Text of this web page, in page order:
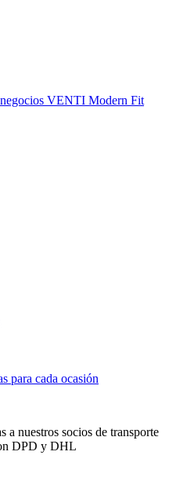
VENTI Modern Fit
para cada ocasión
a nuestros socios de transporte
DPD y DHL